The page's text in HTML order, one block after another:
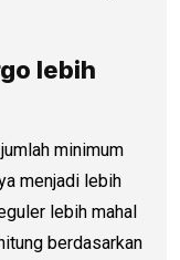
lebih
minimum
menjadi lebih
lebih mahal
berdasarkan